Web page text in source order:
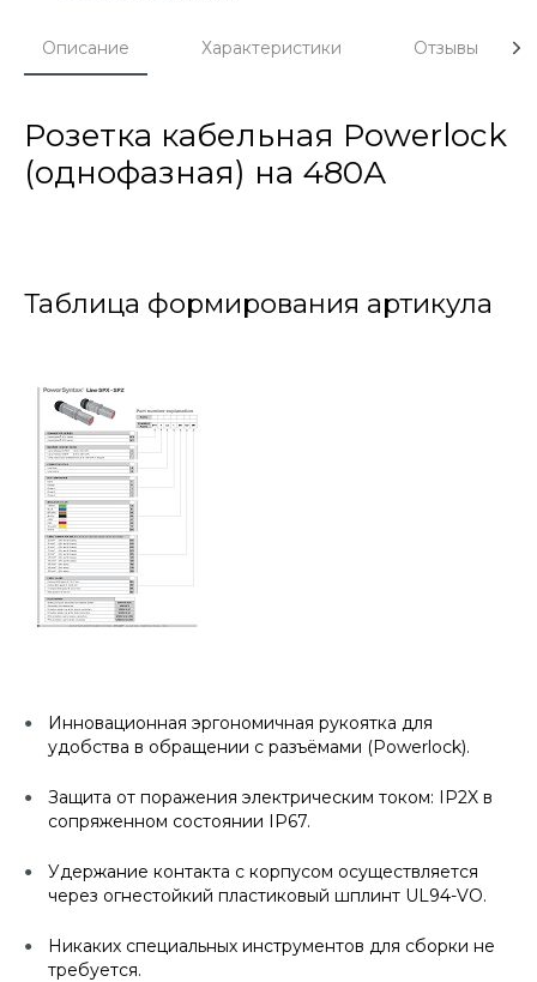
Описание Характеристики Отзывы
Розетка кабельная Powerlock
(однофазная) на 480А
Таблица формирования артикула
Инновационная эргономичная рукоятка для
удобства в обращении с разъёмами (Powerlock).
Защита от поражения электрическим током: IP2X в
сопряженном состоянии IP67.
Удержание контакта с корпусом осуществляется
через огнестойкий пластиковый шплинт UL94-VO.
Никаких специальных инструментов для сборки не
требуется.